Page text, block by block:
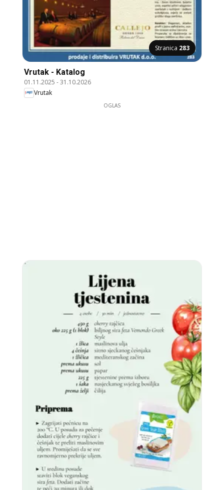
Stranica 283
Vrutak - Katalog
01.11.2025 -31.10.2026
Vrutak
OGLAS